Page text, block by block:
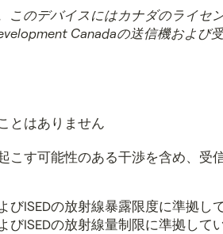
このデバイスにはカナダのライセ
Canadaの送信機および
とはありません
こす可能性のある干渉を含め、受
ISEDの放射線暴露限度に準拠し
ISEDの放射線量制限に準拠して